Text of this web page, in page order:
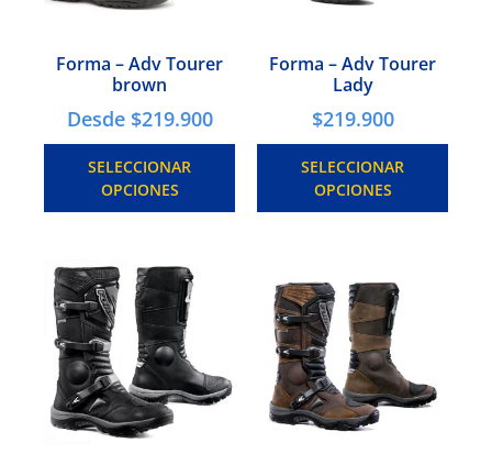
Forma – Adv Tourer
brown
Desde $219.900
SELECCIONAR
OPCIONES
Forma – Adv Tourer
Lady
$219.900
SELECCIONAR
OPCIONES